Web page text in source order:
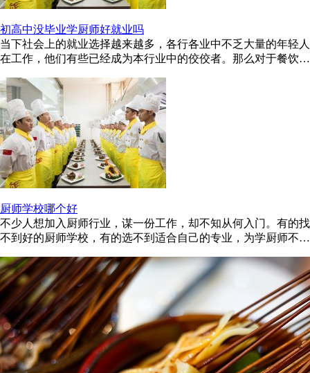
初高中没毕业学厨师好就业吗
当下社会上的就业选择越来越多，各行各业中不乏大量的年轻人
在工作，他们有些已经成为本行业中的佼佼者。那么对于餐饮行
厨师学校哪个好
不少人想加入厨师行业，谋一份工作，却不知从何入门。有的找
不到好的厨师学校，有的选不到适合自己的专业，为学厨师不少